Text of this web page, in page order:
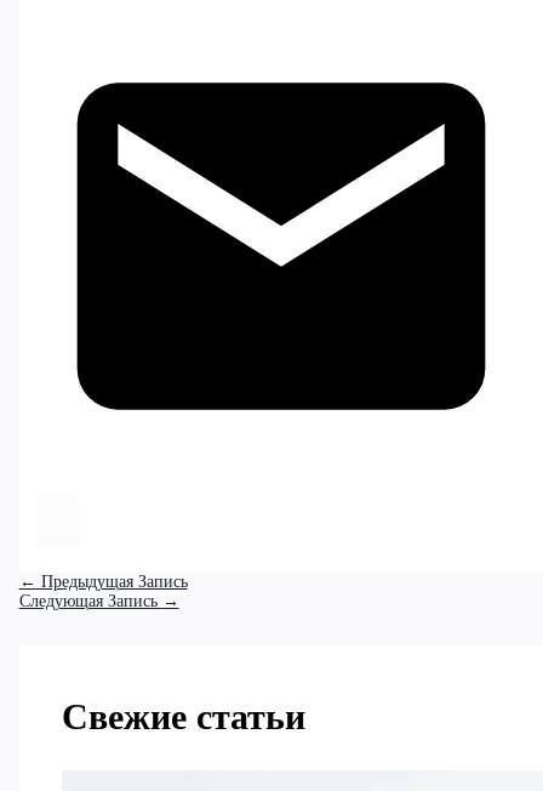
← Предыдущая Запись
Следующая Запись →
Свежие статьи